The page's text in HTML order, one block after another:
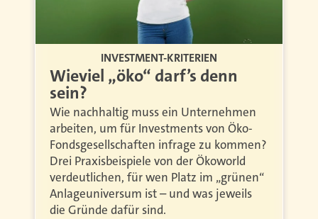
INVESTMENT-KRITERIEN
Wieviel „öko“ darf’s denn
sein?
Wie nachhaltig muss ein Unternehmen
arbeiten, um für Investments von Öko-
Fondsgesellschaften infrage zu kommen?
Drei Praxisbeispiele von der Ökoworld
verdeutlichen, für wen Platz im „grünen“
Anlageuniversum ist – und was jeweils
die Gründe dafür sind.